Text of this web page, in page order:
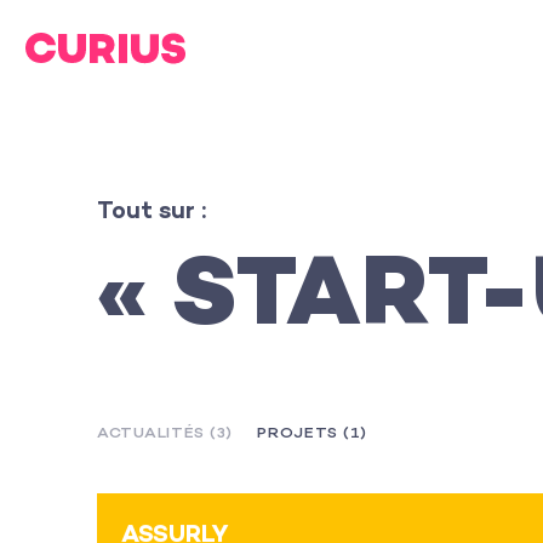
L’agence
Tout sur :
«
ACTUALITÉS (3) PROJETS (1)
ASSURLY